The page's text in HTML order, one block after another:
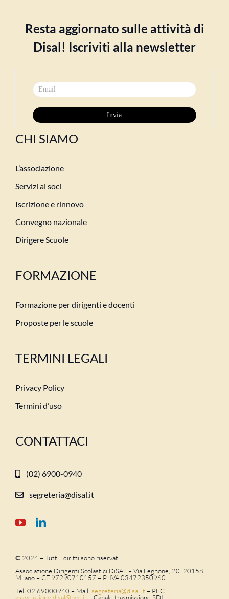
Resta aggiornato sulle attività di
Disal! Iscriviti alla newsletter
CHI SIAMO
L’associazione
Servizi ai soci
Iscrizione e rinnovo
Convegno nazionale
Dirigere Scuole
FORMAZIONE
Formazione per dirigenti e docenti
Proposte per le scuole
TERMINI LEGALI
Privacy Policy
Termini d’uso
CONTATTACI
(02) 6900-0940
segreteria@disal.it
© 2024 – Tutti i diritti sono riservati
Associazione Dirigenti Scolastici DiSAL – Via Legnone, 20 20158
Milano – CF 97290710157 – P. IVA 03472350960
Tel. 02.69000940 – Mail segreteria@disal.it – PEC